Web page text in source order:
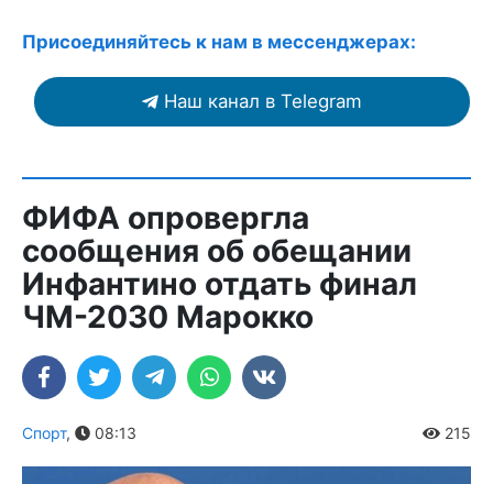
Присоединяйтесь к нам в мессенджерах:
Наш канал в Telegram
ФИФА опровергла
сообщения об обещании
Инфантино отдать финал
ЧМ-2030 Марокко
Спорт, 08:13 215